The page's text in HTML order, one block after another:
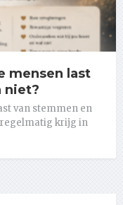
mensen last
niet?
van stemmen en
regelmatig krijg in